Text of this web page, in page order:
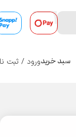
0
سبد خریدورود / ثبت